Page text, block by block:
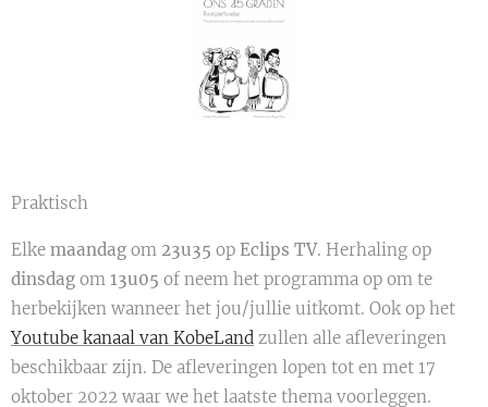
Praktisch
Elke maandag om 23u35 op Eclips TV. Herhaling op
dinsdag om 13u05 of neem het programma op om te
herbekijken wanneer het jou/jullie uitkomt. Ook op het
Youtube kanaal van KobeLand zullen alle afleveringen
beschikbaar zijn. De afleveringen lopen tot en met 17
oktober 2022 waar we het laatste thema voorleggen.